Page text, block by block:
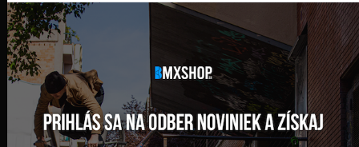
FAKTURAČNÁ ADRESA
GLOBAL DIAMONDS s. r. o.
Námestie sv. Martina 708/30
082 71 Lipany
+421 948 374 905